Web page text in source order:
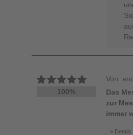
100%
Von:
Das
zur
immer
Details